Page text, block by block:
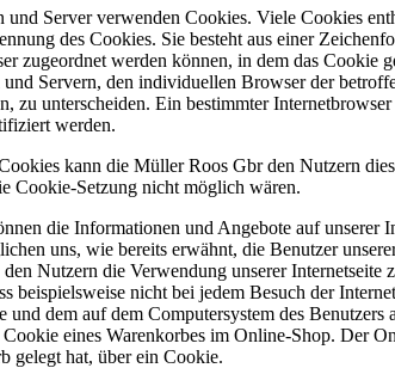
und Server verwenden Cookies. Viele Cookies
des Cookies. Sie besteht aus einer
zugeordnet werden können, in dem das Cookie
und Servern, den individuellen Browser der
zu unterscheiden. Ein bestimmter
werden.
kann die Müller Roos Gbr den Nutzern
Cookie-Setzung nicht möglich wären.
die Informationen und Angebote auf unserer
uns, wie bereits erwähnt, die Benutzer
Nutzern die Verwendung unserer
beispielsweise nicht bei jedem Besuch der
und dem auf dem Computersystem des
Cookie eines Warenkorbes im Online-Shop. Der
gelegt hat, über ein Cookie.